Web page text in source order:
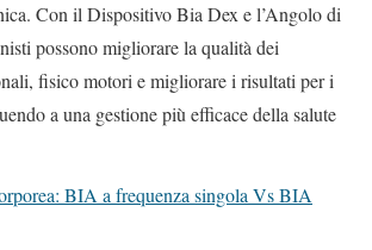
Con il Dispositivo Bia Dex e l’Angolo di
possono migliorare la qualità dei
fisico motori e migliorare i risultati per i
a una gestione più efficace della salute
BIA a frequenza singola Vs BIA